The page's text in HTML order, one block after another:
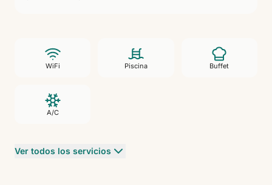
WiFi Piscina Buffet
A/C
Ver todos los servicios